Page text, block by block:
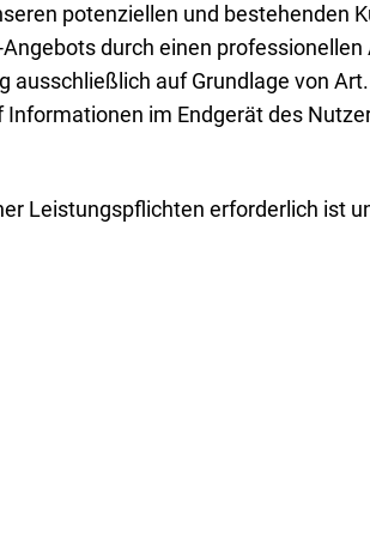
potenziellen und bestehenden
durch einen professionellen
auf Grundlage von Art.
im Endgerät des
Leistungspflichten erforderlich ist